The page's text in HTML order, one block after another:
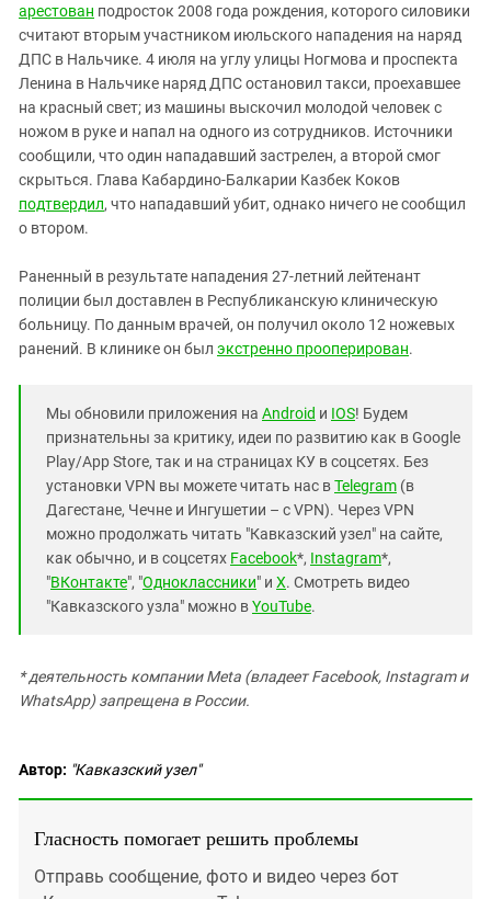
арестован подросток 2008 года рождения, которого силовики
считают вторым участником июльского нападения на наряд
ДПС в Нальчике. 4 июля на углу улицы Ногмова и проспекта
Ленина в Нальчике наряд ДПС остановил такси, проехавшее
на красный свет; из машины выскочил молодой человек с
ножом в руке и напал на одного из сотрудников. Источники
сообщили, что один нападавший застрелен, а второй смог
скрыться. Глава Кабардино-Балкарии Казбек Коков
подтвердил, что нападавший убит, однако ничего не сообщил
о втором.
Раненный в результате нападения 27-летний лейтенант
полиции был доставлен в Республиканскую клиническую
больницу. По данным врачей, он получил около 12 ножевых
ранений. В клинике он был экстренно прооперирован.
Мы обновили приложения на Android и IOS! Будем
признательны за критику, идеи по развитию как в Google
Play/App Store, так и на страницах КУ в соцсетях. Без
установки VPN вы можете читать нас вTelegram (в
Дагестане, Чечне и Ингушетии – с VPN). Через VPN
можно продолжать читать "Кавказский узел" на сайте,
как обычно, и в соцсетях Facebook*, Instagram*,
"ВКонтакте", "Одноклассники" и X. Смотреть видео
"Кавказского узла" можно вYouTube.
* деятельность компании Meta (владеет Facebook, Instagram и
WhatsApp) запрещена в России.
Автор: "Кавказский узел"
Гласность помогает решить проблемы
Отправь сообщение, фото и видео через бот